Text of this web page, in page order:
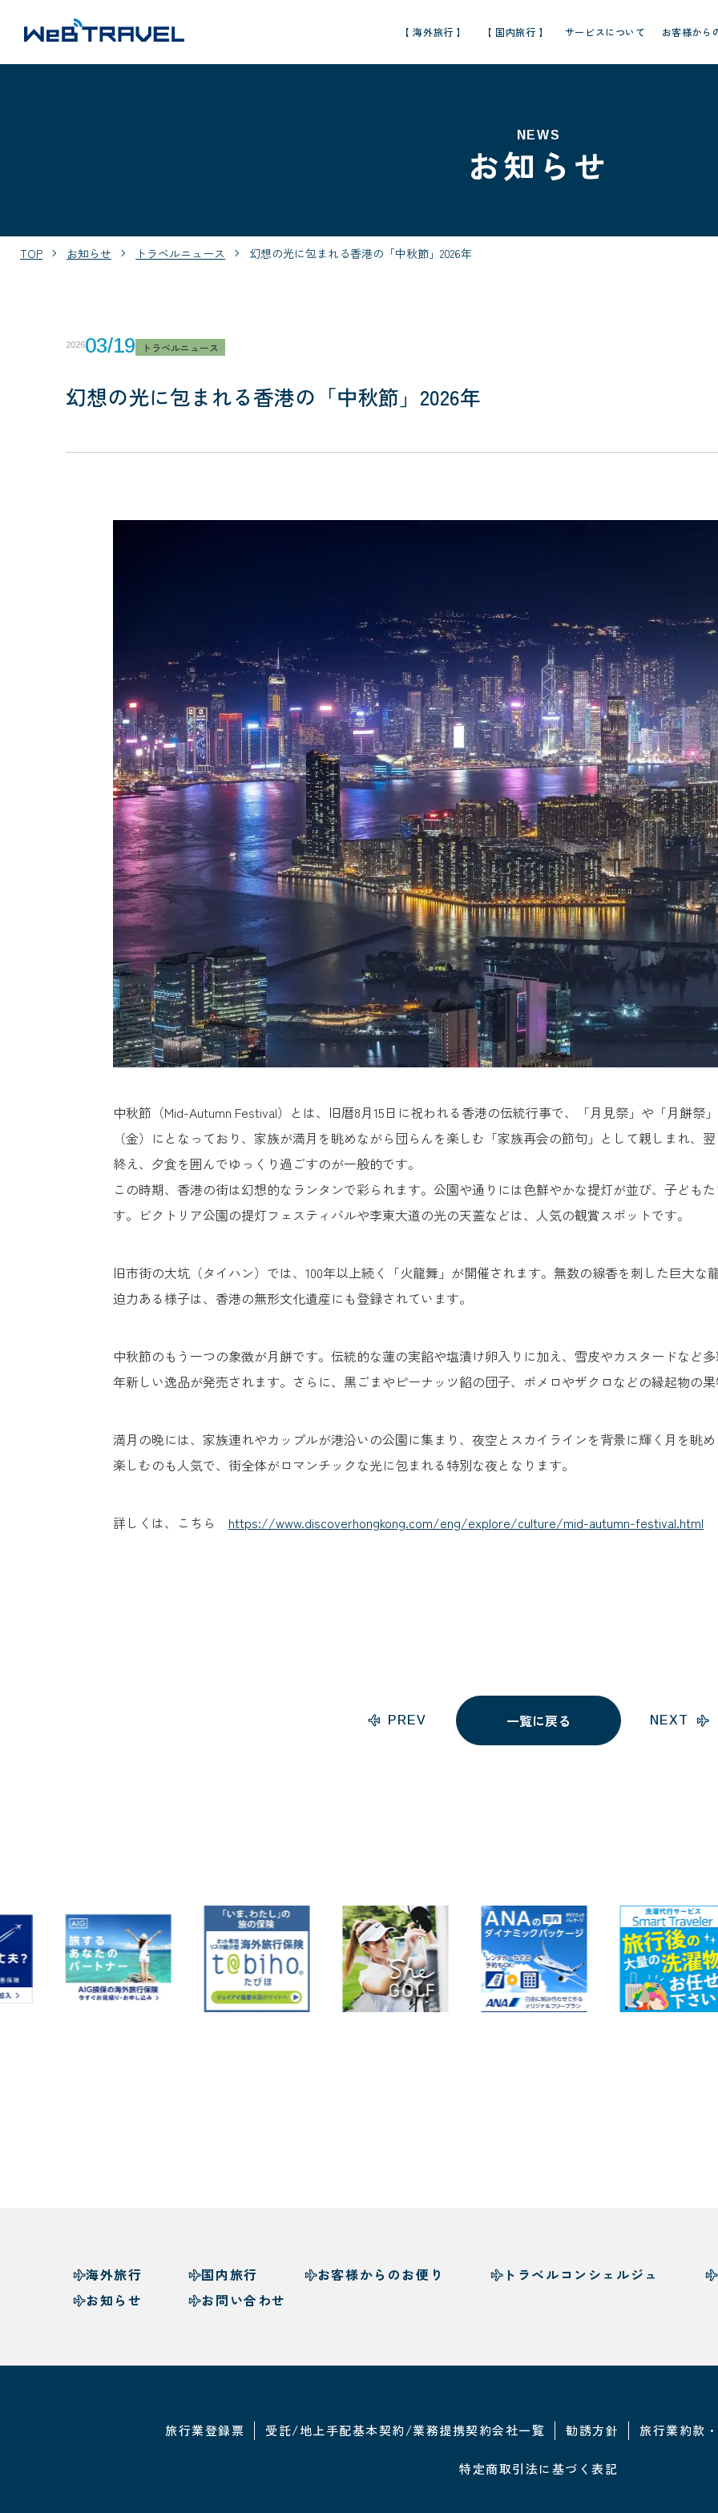
【 海外旅行 】 【 国内旅行 】 サービスについて お客様から
NEWS
お知らせ
TOP お知らせ トラベルニュース 幻想の光に包まれる香港の「中秋節」2026年
202603/19 トラベルニュース
幻想の光に包まれる香港の「中秋節」2026年
中秋節（Mid-Autumn Festival）とは、旧暦8月15日に祝われる香港の伝統行事で、「月見祭」や「月餅祭
（金）にとなっており、家族が満月を眺めながら団らんを楽しむ「家族再会の節句」として親しまれ、
終え、夕食を囲んでゆっくり過ごすのが一般的です。
この時期、香港の街は幻想的なランタンで彩られます。公園や通りには色鮮やかな提灯が並び、子ども
す。ビクトリア公園の提灯フェスティバルや李東大道の光の天蓋などは、人気の観賞スポットです。
旧市街の大坑（タイハン）では、100年以上続く「火龍舞」が開催されます。無数の線香を刺した巨大な
迫力ある様子は、香港の無形文化遺産にも登録されています。
中秋節のもう一つの象徴が月餅です。伝統的な蓮の実餡や塩漬け卵入りに加え、雪皮やカスタードなど
年新しい逸品が発売されます。さらに、黒ごまやピーナッツ餡の団子、ポメロやザクロなどの縁起物の果
満月の晩には、家族連れやカップルが港沿いの公園に集まり、夜空とスカイラインを背景に輝く月を眺
楽しむのも人気で、街全体がロマンチックな光に包まれる特別な夜となります。
詳しくは、こちら https://www.discoverhongkong.com/eng/explore/culture/mid-autumn-festival.html
PREV 一覧に戻る NEXT
海外旅行 国内旅行 お客様からのお便り トラベルコンシェルジュ
お知らせ
お問い合わせ
旅行業登録票 受託/地上手配基本契約/業務提携契約会社一覧 勧誘方針 旅行業約款
特定商取引法に基づく表記